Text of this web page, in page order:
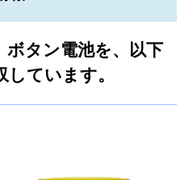
ボタン電池を、以下
ています。